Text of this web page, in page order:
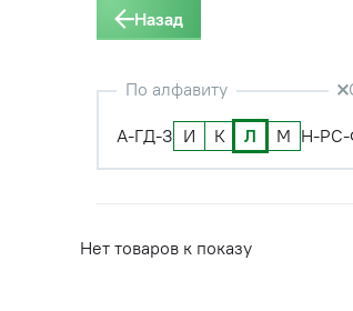
Назад
По алфавиту
А-ГД-З И К Л М Н-Р
Нет товаров к показу